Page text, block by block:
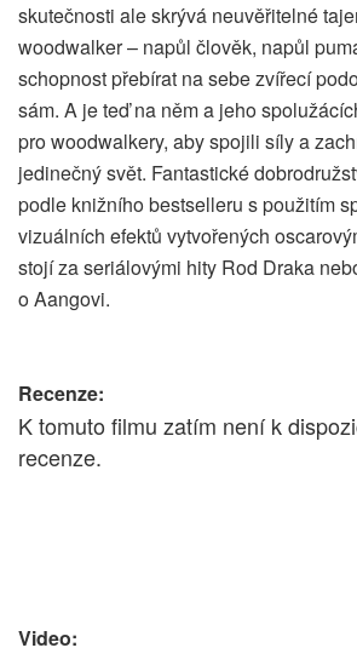
skutečnosti ale skrývá neuvěřitelné
woodwalker – napůl člověk, napůl
schopnost přebírat na sebe zvířecí
sám. A je teď na něm a jeho
pro woodwalkery, aby spojili síly a
jedinečný svět. Fantastické
podle knižního bestselleru s použitím
vizuálních efektů vytvořených
stojí za seriálovými hity Rod Draka
o Aangovi.
Recenze:
K tomuto filmu zatím není k
recenze.
Video: